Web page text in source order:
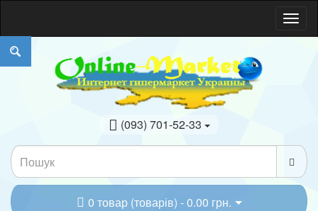
(093) 701-52-33
0 товар (товарів) - 0.00 грн.